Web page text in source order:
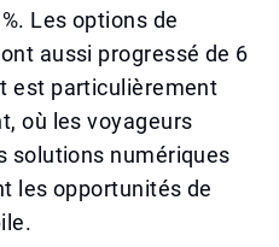
Les options de
aussi progressé de 6
est particulièrement
où les voyageurs
solutions numériques
les opportunités de